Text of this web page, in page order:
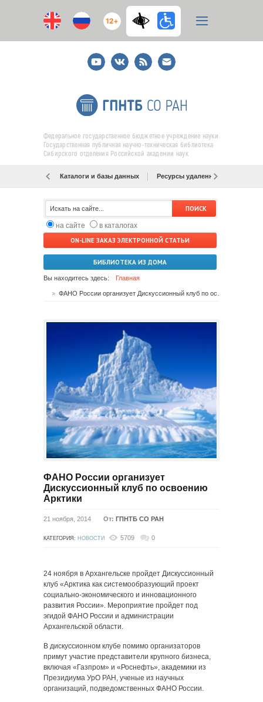
12+
YoutubeВКонтакте
RSS
E-
mail
подписка
Федеральное государственное бюджетное учреждение науки
Государственная публичная научно-техническая библиотека
Сибирского отделения Российской академии наук
Каталоги и базы данных Ресурсы удаленного доступа
на сайте
в каталогах
ON-LINE ЗАКАЗ ЭЛЕКТРОННОЙ СТАТЬИ
БИБЛИОТЕКА ИЗ ДОМА
Вы находитесь здесь: Главная
ФАНО России организует
Дискуссионный клуб по освоению
Арктики
21 ноября, 2014 От: ГПНТБ СО РАН
КАТЕГОРИЯ: НОВОСТИ 5709 0
24 ноября в Архангельске пройдет Дискуссионный
клуб «Арктика как системообразующий проект
социально-экономического и инновационного
развития России». Мероприятие пройдет под
эгидой ФАНО России и администрации
Архангельской области.
В дискуссионном клубе помимо организаторов
примут участие представители крупного бизнеса,
включая «Газпром» и «Роснефть», академики из
Президиума УрО РАН, ученые из научных
организаций, подведомственных ФАНО России.